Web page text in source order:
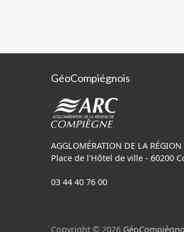
GéoCompiégnois
AGGLOMÉRATION DE LA
Place de l'Hôtel de ville - 60200
03 44 40 76 00
Copyright © 2026